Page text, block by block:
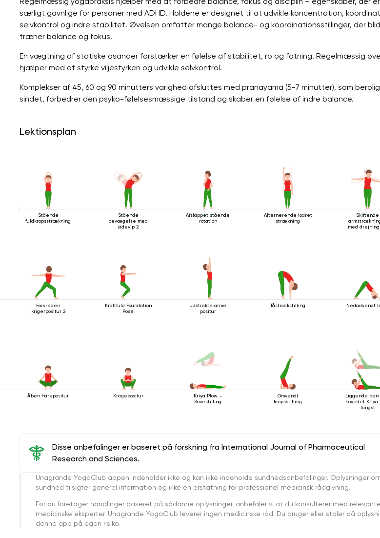
særligt gavnlige for personer med ADHD. Holdene er designet til at udvikle koncentration,
selvkontrol og indre stabilitet. Øvelsen omfatter mange balance- og koordinationsstillinger, der
træner balance og fokus.
En vægtning af statiske asanaer forstærker en følelse af stabilitet, ro og fatning. Regelmæssig
hjælper med at styrke viljestyrken og udvikle selvkontrol.
Komplekser af 45, 60 og 90 minutters varighed afsluttes med pranayama (5-7 minutter), som
sindet, forbedrer den psyko-følelsesmæssige tilstand og skaber en følelse af indre balance.
Lektionsplan
Stående
fuldkropsstrækning
Stående
bevægelse med
sidevip 2
Afslappet stående
rotation
Alternerende lodret
strækning
Skiftende
med
Forvreden
krigerpositur 2
Kraftfuld Foundation
Pose
Udstrakte arme
positur
Tåstrækstilling Nedadvendt
Åben harepositur Kragepositur
Kriya Plow –
Sovestilling
Omvendt
kropsstilling
Liggende ben
hovedet Kriya
fangst
Disse anbefalinger er baseret på forskning fra International Journal of Pharmaceutical
Research and Sciences.
Unagrande YogaClub appen indeholder ikke og kan ikke indeholde sundhedsanbefalinger. Oplysninger
sundhed tilsigter generel information og ikke en erstatning for professionel medicinsk rådgivning.
Før du foretager handlinger baseret på sådanne oplysninger, anbefaler vi at du konsulterer med relevante
medicinske eksperter. Unagrande YogaClub leverer ingen medicinske råd. Du bruger eller stoler på
denne app på egen risiko.